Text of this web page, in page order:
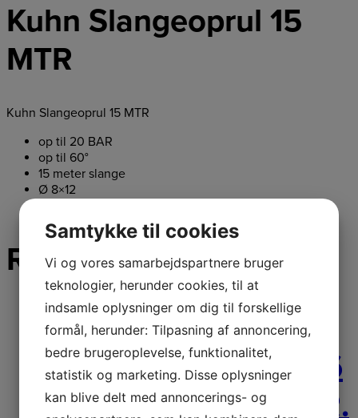
Kuhn Slangeoprul 15
MTR
Kuhn Slangeoprul 15 MTR
op til 20 BAR
op til 60°
15 meter slange
Ø 8×12
Relaterede varer
KUHN MANOPUL D6
TRYKSPRØJTE 6 LTR.
Samtykke til cookies
Vi og vores samarbejdspartnere bruger
teknologier, herunder cookies, til at
indsamle oplysninger om dig til forskellige
formål, herunder: Tilpasning af annoncering,
bedre brugeroplevelse, funktionalitet,
statistik og marketing. Disse oplysninger
kan blive delt med annoncerings- og